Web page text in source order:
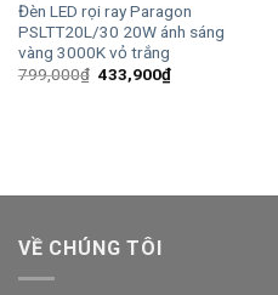
Đèn LED rọi ray Paragon
PSLTT20L/30 20W ánh sáng
vàng 3000K vỏ trắng
799,000₫ Giá
433,900₫Giá
hiện
VỀ CHÚNG TÔI